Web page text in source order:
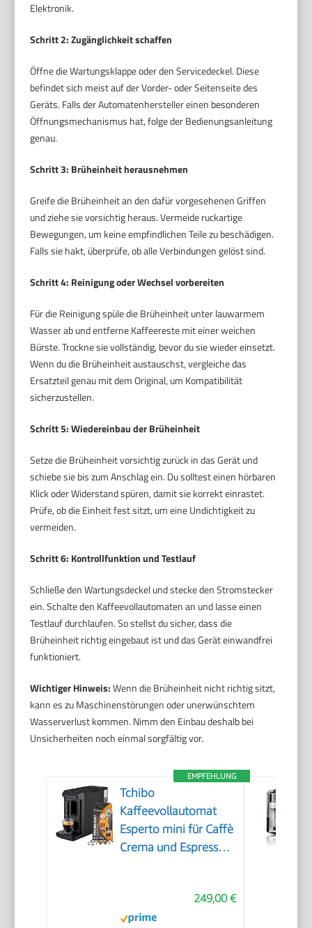
Elektronik.
Schritt 2: Zugänglichkeit schaffen
Öffne die Wartungsklappe oder den Servicedeckel. Diese
befindet sich meist auf der Vorder- oder Seitenseite des
Geräts. Falls der Automatenhersteller einen besonderen
Öffnungsmechanismus hat, folge der Bedienungsanleitung
genau.
Schritt 3: Brüheinheit herausnehmen
Greife die Brüheinheit an den dafür vorgesehenen Griffen
und ziehe sie vorsichtig heraus. Vermeide ruckartige
Bewegungen, um keine empfindlichen Teile zu beschädigen.
Falls sie hakt, überprüfe, ob alle Verbindungen gelöst sind.
Schritt 4: Reinigung oder Wechsel vorbereiten
Für die Reinigung spüle die Brüheinheit unter lauwarmem
Wasser ab und entferne Kaffeereste mit einer weichen
Bürste. Trockne sie vollständig, bevor du sie wieder einsetzt.
Wenn du die Brüheinheit austauschst, vergleiche das
Ersatzteil genau mit dem Original, um Kompatibilität
sicherzustellen.
Schritt 5: Wiedereinbau der Brüheinheit
Setze die Brüheinheit vorsichtig zurück in das Gerät und
schiebe sie bis zum Anschlag ein. Du solltest einen hörbaren
Klick oder Widerstand spüren, damit sie korrekt einrastet.
Prüfe, ob die Einheit fest sitzt, um eine Undichtigkeit zu
vermeiden.
Schritt 6: Kontrollfunktion und Testlauf
Schließe den Wartungsdeckel und stecke den Stromstecker
ein. Schalte den Kaffeevollautomaten an und lasse einen
Testlauf durchlaufen. So stellst du sicher, dass die
Brüheinheit richtig eingebaut ist und das Gerät einwandfrei
funktioniert.
Wichtiger Hinweis:Wenn die Brüheinheit nicht richtig sitzt,
kann es zu Maschinenstörungen oder unerwünschtem
Wasserverlust kommen. Nimm den Einbau deshalb bei
Unsicherheiten noch einmal sorgfältig vor.
EMPFEHLUNG
Tchibo
Kaffeevollautomat
Esperto mini für Caffè
Crema und Espresso,
geeignet für jede
Küche, Camping,
249,00 €